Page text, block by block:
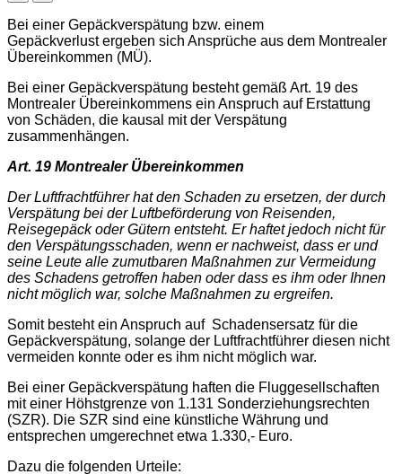
Bei einer Gepäckverspätung bzw. einem
Gepäckverlust ergeben sich Ansprüche aus dem Montrealer
Übereinkommen (MÜ).
Bei einer Gepäckverspätung besteht gemäß Art. 19 des
Montrealer Übereinkommens ein Anspruch auf Erstattung
von Schäden, die kausal mit der Verspätung
zusammenhängen.
Art. 19 Montrealer Übereinkommen
Der Luftfrachtführer hat den Schaden zu ersetzen, der durch
Verspätung bei der Luftbeförderung von Reisenden,
Reisegepäck oder Gütern entsteht. Er haftet jedoch nicht für
den Verspätungsschaden, wenn er nachweist, dass er und
seine Leute alle zumutbaren Maßnahmen zur Vermeidung
des Schadens getroffen haben oder dass es ihm oder Ihnen
nicht möglich war, solche Maßnahmen zu ergreifen.
Somit besteht ein Anspruch auf Schadensersatz für die
Gepäckverspätung, solange der Luftfrachtführer diesen nicht
vermeiden konnte oder es ihm nicht möglich war.
Bei einer Gepäckverspätung haften die Fluggesellschaften
mit einer Höhstgrenze von 1.131 Sonderziehungsrechten
(SZR). Die SZR sind eine künstliche Währung und
entsprechen umgerechnet etwa 1.330,- Euro.
Dazu die folgenden Urteile: